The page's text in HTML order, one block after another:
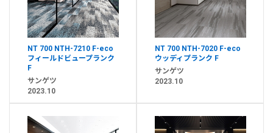
NT 700 NTH-7210 F-eco
フィールドビュープランク
F
サンゲツ
2023.10
NT 700 NTH-7020 F-eco
ウッディプランク F
サンゲツ
2023.10